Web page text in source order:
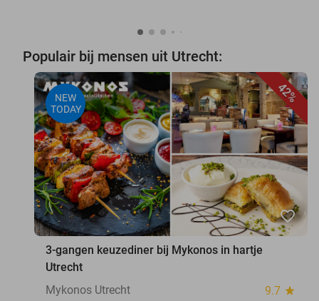
Populair bij mensen uit Utrecht:
42%
NEW
TODAY
favorite_border
3-gangen keuzediner bij Mykonos in hartje
Utrecht
Mykonos Utrecht
9.7 star